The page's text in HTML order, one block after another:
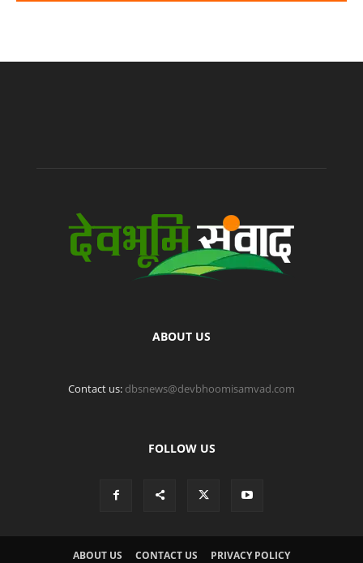
ABOUT US
Contact us: dbsnews@devbhoomisamvad.com
FOLLOW US
ABOUT US CONTACT US PRIVACY POLICY